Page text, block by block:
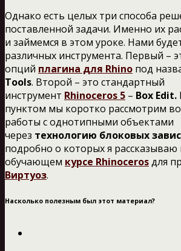
Однако есть целых три способа
поставленной задачи. Именно их
и займемся в этом уроке. Нами
различных инструмента. Первый –
опций плагина для Rhino под
Tools. Второй – это стандартный
инструмент Rhinoceros 5 – Box Edit.
пунктом мы коротко рассмотрим
работы с однотипными объектами
через технологию блоковых
подробно о которых я рассказываю
обучающем курсе Rhinocerosдля
Виртуоз.
Насколько полезным был этот материал?